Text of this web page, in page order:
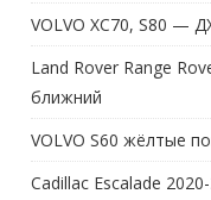
VOLVO XC70, S80 —
Land Rover Range
ближний
VOLVO S60 жёлтые
Cadillac Escalade